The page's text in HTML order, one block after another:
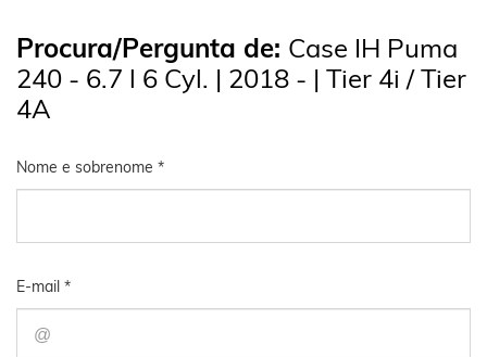
Procura/Pergunta de: Case IH Puma
240 - 6.7 l 6 Cyl. | 2018 - | Tier 4i / Tier
4A
Nome e sobrenome *
E-mail *